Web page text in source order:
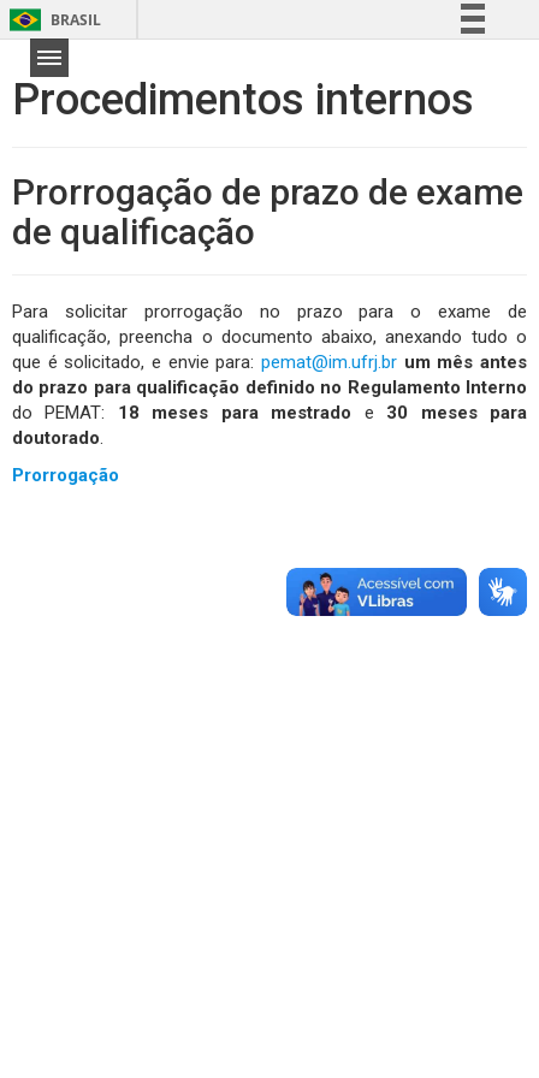
BRASIL
Comunica BR
Legislação
Procedimentos internos
Prorrogação de prazo de exame
de qualificação
Para solicitar prorrogação no prazo para o exame de
qualificação, preencha o documento abaixo, anexando tudo o
que é solicitado, e envie para: pemat@im.ufrj.br um mês antes
do prazo para qualificação definido no Regulamento Interno
do PEMAT: 18 meses para mestrado e 30 meses para
doutorado.
Prorrogação